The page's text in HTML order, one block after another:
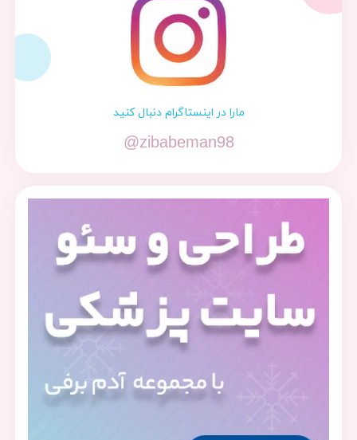
مارا در اینستاگرام دنبال کنید
@zibabeman98